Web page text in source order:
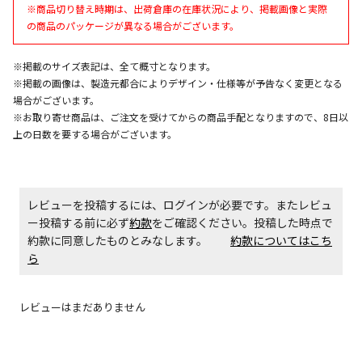
ため、通常よりお時間をいただく場合がございます。
また、日曜・祝日や年末年始などの長期休業期間中
は、休業明けからの出荷対応となります。
設置工事代金も含まれた商品です
お見積商品です。金額・施工日はお打ち合わせの上、
決定となります。
エアコンの取付工事が必要な商品です。別途費用が発
※商品切り替え時期は、出荷倉庫の在庫状況により、掲載画像と実際
の商品のパッケージが異なる場合がございます。
※掲載のサイズ表記は、全て概寸となります。
※掲載の画像は、製造元都合によりデザイン・仕様等が予告なく変更となる
場合がございます。
※お取り寄せ商品は、ご注文を受けてからの商品手配となりますので、8日以
上の日数を要する場合がございます。
レビューを投稿するには、ログインが必要です。またレビュ
ー投稿する前に必ず約款をご確認ください。投稿した時点で
約款に同意したものとみなします。 約款についてはこち
ら
レビューはまだありません